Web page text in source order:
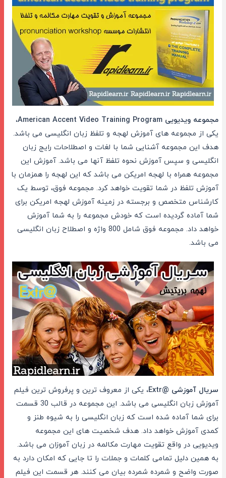
مجموعه ویدیویی American Accent Video Training Program
،
یکی از مجموعه های آموزش لهجه و تلفظ زبان انگلیسی می باشد.
هدف این مجموعه آشنایی شما با لغات و اصطلاحات رایج زبان
انگلیسی و سپس آموزش نحوه تلفظ آنها می باشد. آموزش این
مجموعه همراه با لهجه امریکن می باشد که این لهجه را همزمان با
آموزش تلفظ در شما تقویت خواهد کرد. مجموعه فوق، توسط یک
کارشناس متخصص و برجسته در زمینه آموزش لهجه امریکن برای
شما آماده گردیده است که خودش مجموعه را به شما آموزش
خواهد داد. مجموعه فوق شامل 800 واژه و اصطلاح زبان انگلیسی
می باشد.
سریال آموزشی @Extr
، یکی از معروف ترین و پرفروش ترین فیلم
آموزش زبان انگلیسی می باشد. این مجموعه در قالب 30 قسمت
برای شما آماده شده است که زبان انگلیسی را به شیوه طنز و
کمدی آموزش خواهد داد. هدف شخصیت های این مجموعه
ویدیویی در واقع تقویت مهارت مکالمه در زبان آموزان می باشد.
به همین دلیل تمامی کلمات و جملات را تا جایی که امکان دارد به
صورت واضح و شمرده شمرده بیان می کنند. هر قسمت این فیلم